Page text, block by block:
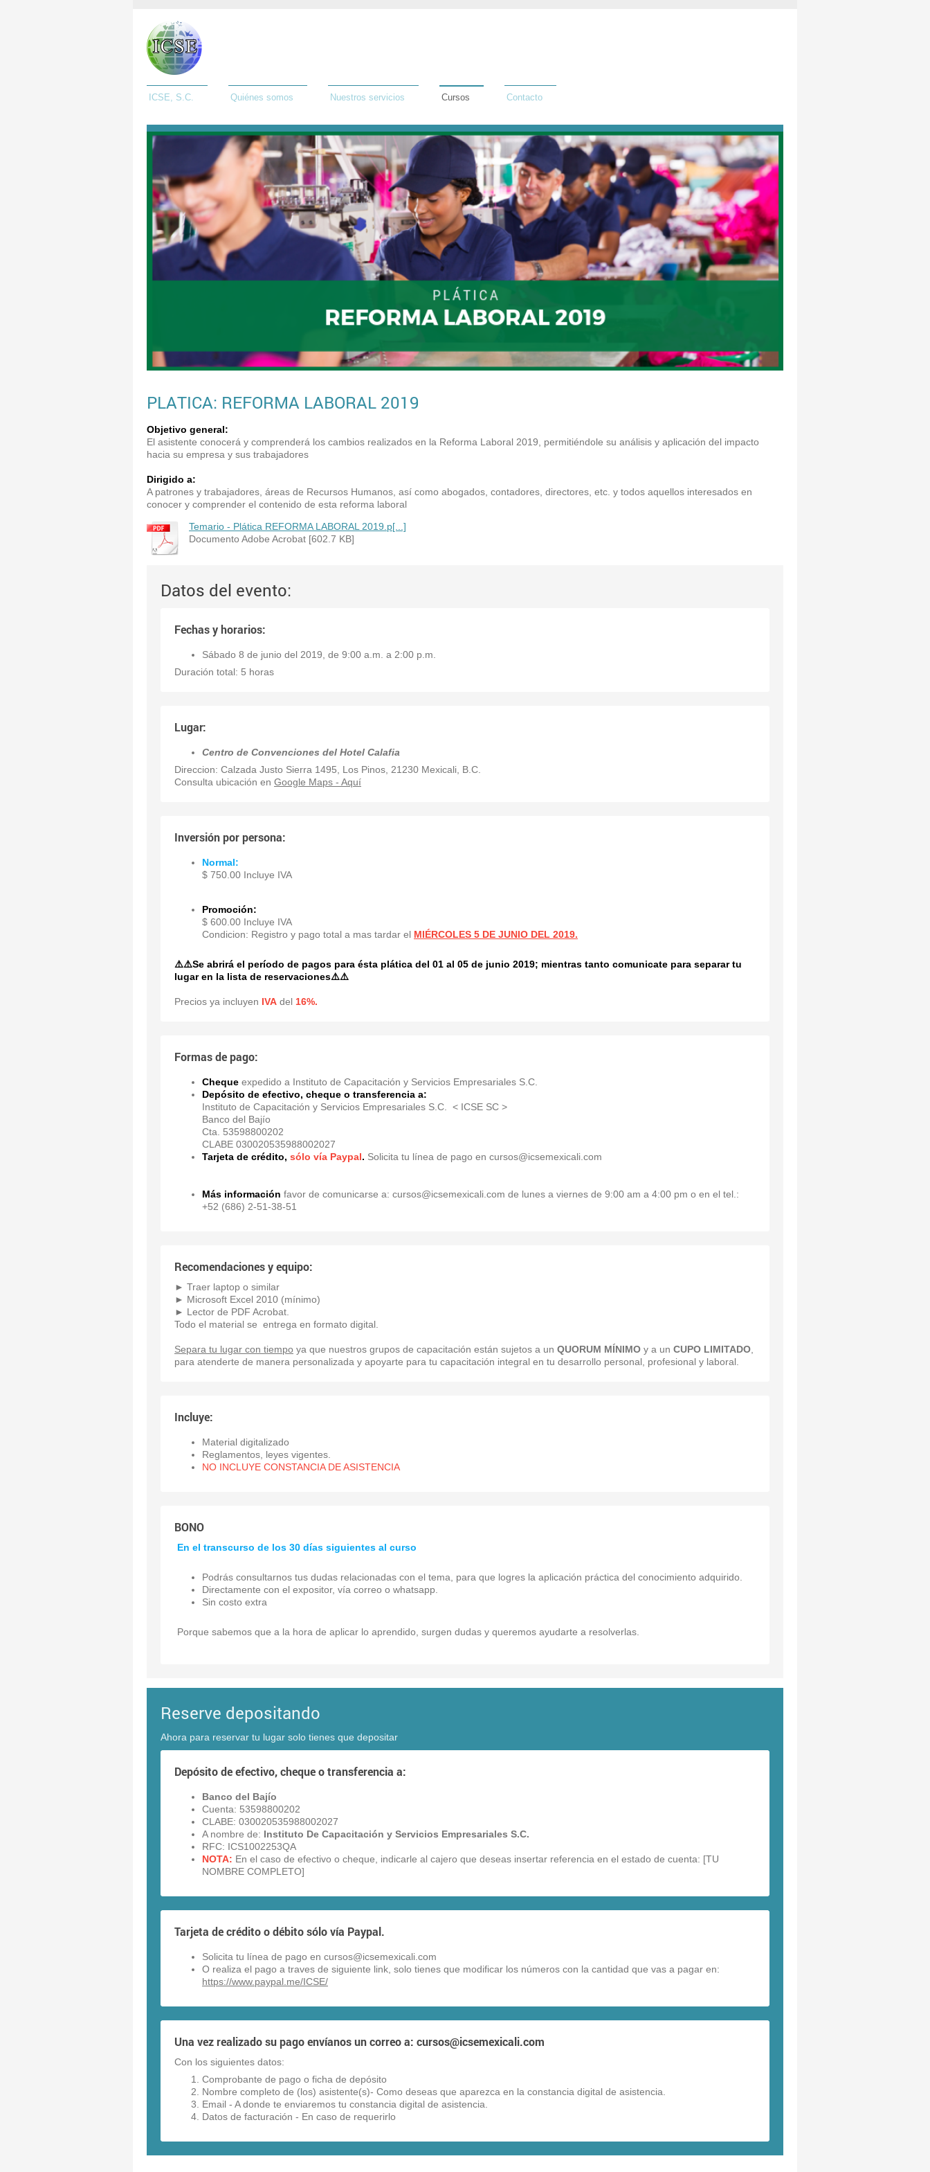
ICSE, S.C. Quiénes somos Nuestros servicios Cursos Contacto
PLATICA: REFORMA LABORAL 2019
Objetivo general:
El asistente conocerá y comprenderá los cambios realizados en la Reforma Laboral 2019, permitiéndole su análisis y aplicación del impacto
hacia su empresa y sus trabajadores
Dirigido a:
A patrones y trabajadores, áreas de Recursos Humanos, así como abogados, contadores, directores, etc. y todos aquellos interesados en
conocer y comprender el contenido de esta reforma laboral
Temario - Plática REFORMA LABORAL 2019.p[...]
Documento Adobe Acrobat [602.7 KB]
Datos del evento:
Fechas y horarios:
Sábado 8 de junio del 2019, de 9:00 a.m. a 2:00 p.m.
Duración total: 5 horas
Lugar:
Centro de Convenciones del Hotel Calafia
Direccion: Calzada Justo Sierra 1495, Los Pinos, 21230 Mexicali, B.C.
Consulta ubicación en Google Maps - Aquí
Inversión por persona:
Normal:
$ 750.00 Incluye IVA
Promoción:
$ 600.00 Incluye IVA
Condicion: Registro y pago total a mas tardar el MIÉRCOLES 5 DE JUNIO DEL 2019.
⚠️⚠️Se abrirá el período de pagos para ésta plática del 01 al 05 de junio 2019; mientras tanto comunicate para separar tu
lugar en la lista de reservaciones⚠️⚠️
Precios ya incluyen IVA del 16%.
Formas de pago:
Cheque expedido a Instituto de Capacitación y Servicios Empresariales S.C.
Depósito de efectivo, cheque o transferencia a:
Instituto de Capacitación y Servicios Empresariales S.C. < ICSE SC >
Banco del Bajío
Cta. 53598800202
CLABE 030020535988002027
Tarjeta de crédito, sólo vía Paypal. Solicita tu línea de pago en cursos@icsemexicali.com
Más información favor de comunicarse a: cursos@icsemexicali.com de lunes a viernes de 9:00 am a 4:00 pm o en el tel.:
+52 (686) 2-51-38-51
Recomendaciones y equipo:
► Traer laptop o similar
► Microsoft Excel 2010 (mínimo)
► Lector de PDF Acrobat.
Todo el material se entrega en formato digital.
Separa tu lugar con tiempo ya que nuestros grupos de capacitación están sujetos a un QUORUM MÍNIMO y a un CUPO LIMITADO
para atenderte de manera personalizada y apoyarte para tu capacitación integral en tu desarrollo personal, profesional y laboral.
Incluye:
Material digitalizado
Reglamentos, leyes vigentes.
NO INCLUYE CONSTANCIA DE ASISTENCIA
BONO
En el transcurso de los 30 días siguientes al curso
Podrás consultarnos tus dudas relacionadas con el tema, para que logres la aplicación práctica del conocimiento adquirido.
Directamente con el expositor, vía correo o whatsapp.
Sin costo extra
Porque sabemos que a la hora de aplicar lo aprendido, surgen dudas y queremos ayudarte a resolverlas.
Reserve depositando
Ahora para reservar tu lugar solo tienes que depositar
Depósito de efectivo, cheque o transferencia a:
Banco del Bajío
Cuenta: 53598800202
CLABE: 030020535988002027
A nombre de: Instituto De Capacitación y Servicios Empresariales S.C.
RFC: ICS1002253QA
NOTA: En el caso de efectivo o cheque, indicarle al cajero que deseas insertar referencia en el estado de cuenta: [TU
NOMBRE COMPLETO]
Tarjeta de crédito o débito sólo vía Paypal.
Solicita tu línea de pago en cursos@icsemexicali.com
O realiza el pago a traves de siguiente link, solo tienes que modificar los números con la cantidad que vas a pagar en:
https://www.paypal.me/ICSE/​
Una vez realizado su pago envíanos un correo a: cursos@icsemexicali.com
Con los siguientes datos:
Comprobante de pago o ficha de depósito
Nombre completo de (los) asistente(s)- Como deseas que aparezca en la constancia digital de asistencia.
Email - A donde te enviaremos tu constancia digital de asistencia.
Datos de facturación - En caso de requerirlo